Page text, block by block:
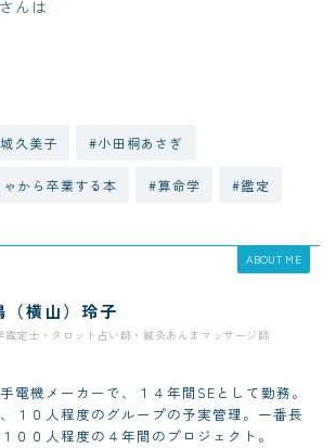
んは
久美子 #小田桐あさぎ
から卒業する本 #算命学 #鑑定
ABOUT ME
（横山）玲子
鑑定士・タロット占い師・鍼灸あんまマッサージ師
電機メーカーで、１４年間SEとして勤務。
１０人程度のグループの予実管理。一番長
００人程度の４年間のプロジェクト。